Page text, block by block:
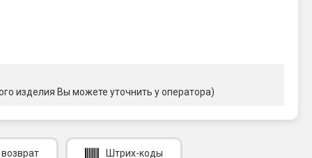
изделия Вы можете уточнить у оператора)
Штрих-коды